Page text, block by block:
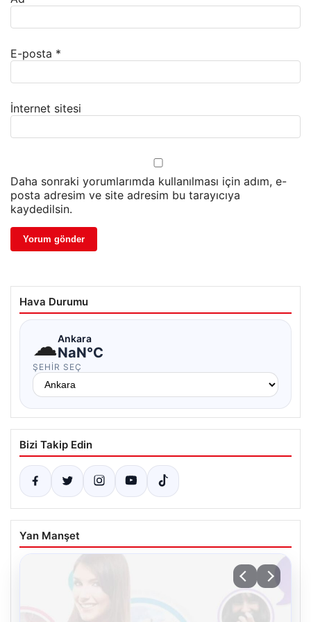
E-posta *
İnternet sitesi
Daha sonraki yorumlarımda kullanılması için adım, e-
posta adresim ve site adresim bu tarayıcıya
kaydedilsin.
Hava Durumu
☁Ankara
NaN°C
ŞEHIR SEÇ
Bizi Takip Edin
Yan Manşet